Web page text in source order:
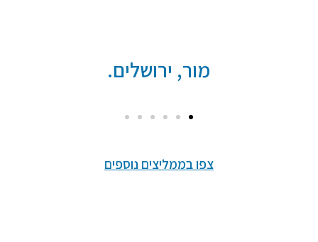
צפו בממליצים נוספים